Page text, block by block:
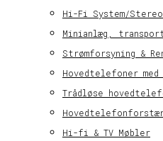
Hi-Fi System/
Minianlæg,
Strømforsyning &
Hovedtelefoner med
Trådløse
Hi-fi & TV Møbler